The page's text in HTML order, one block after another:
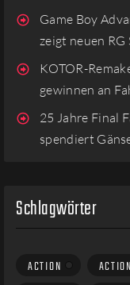
Game Boy
zeigt neuen RG
KOTOR-
gewinnen an
25 Jahre Final
spendiert
Schlagwörter
ACTION